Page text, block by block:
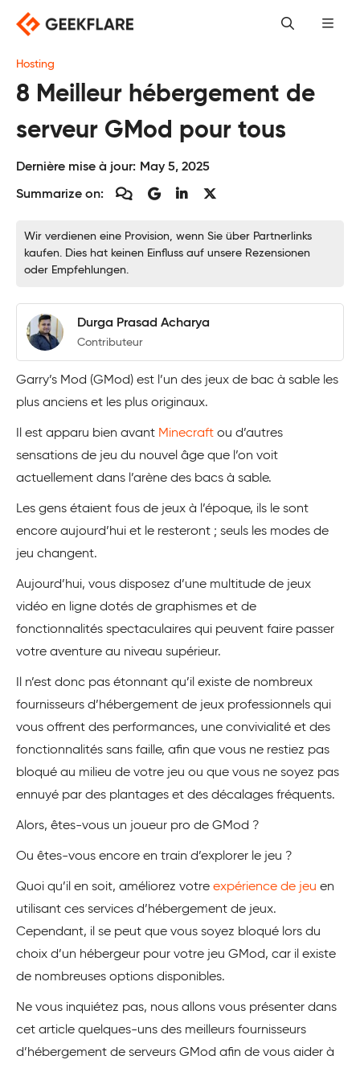
Skip
content
Hosting
8 Meilleur hébergement de
serveur GMod pour tous
Dernière mise à jour: May 5, 2025
Summarize on:
Wir verdienen eine Provision, wenn Sie über Partnerlinks
kaufen. Dies hat keinen Einfluss auf unsere Rezensionen
oder Empfehlungen.
Durga Prasad Acharya
Contributeur
Garry’s Mod (GMod) est l’un des jeux de bac à sable les
plus anciens et les plus originaux.
Il est apparu bien avant Minecraft ou d’autres
sensations de jeu du nouvel âge que l’on voit
actuellement dans l’arène des bacs à sable.
Les gens étaient fous de jeux à l’époque, ils le sont
encore aujourd’hui et le resteront ; seuls les modes de
jeu changent.
Aujourd’hui, vous disposez d’une multitude de jeux
vidéo en ligne dotés de graphismes et de
fonctionnalités spectaculaires qui peuvent faire passer
votre aventure au niveau supérieur.
Il n’est donc pas étonnant qu’il existe de nombreux
fournisseurs d’hébergement de jeux professionnels qui
vous offrent des performances, une convivialité et des
fonctionnalités sans faille, afin que vous ne restiez pas
bloqué au milieu de votre jeu ou que vous ne soyez pas
ennuyé par des plantages et des décalages fréquents.
Alors, êtes-vous un joueur pro de GMod ?
Ou êtes-vous encore en train d’explorer le jeu ?
Quoi qu’il en soit, améliorez votre expérience de jeu en
utilisant ces services d’hébergement de jeux.
Cependant, il se peut que vous soyez bloqué lors du
choix d’un hébergeur pour votre jeu GMod, car il existe
de nombreuses options disponibles.
Ne vous inquiétez pas, nous allons vous présenter dans
cet article quelques-uns des meilleurs fournisseurs
d’hébergement de serveurs GMod afin de vous aider à